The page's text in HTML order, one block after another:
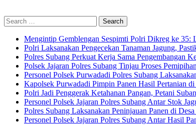
Search
for:
Mengintip Gemblengan Sespimti Polri Dikreg ke 35:
Polri Laksanakan Pengecekan Tanaman Jagung,
Polres Subang Perkuat Kerja Sama Pengembangan
Polsek Jajaran Polres Subang Tinjau Proses
Personel Polsek Purwadadi Polres Subang
Kapolsek Purwadadi Pimpin Panen Hasil Pertanian
Polri Jadi Penggerak Ketahanan Pangan, Petani
Personel Polsek Jajaran Polres Subang Antar Stok
Polres Subang Laksanakan Peninjauan Panen di
Personel Polsek Jajaran Polres Subang Antar Hasil